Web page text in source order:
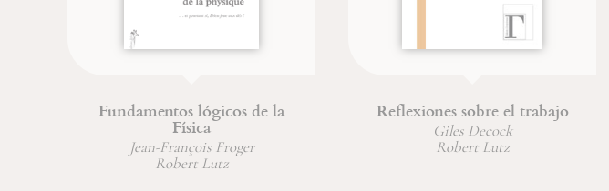
Fundamentos lógicos de la
Física
Jean-François Froger
Robert Lutz
Reflexiones sobre el trabajo
Giles Decock
Robert Lutz